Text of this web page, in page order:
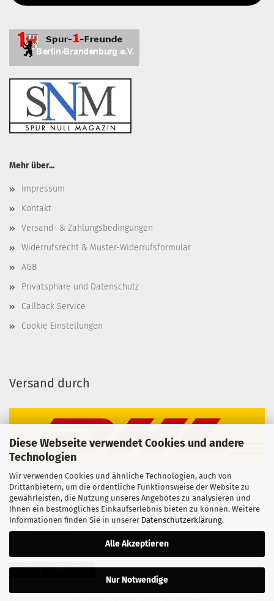
Diese Webseite verwendet Cookies und andere
Technologien
Wir verwenden Cookies und ähnliche Technologien, auch von
Drittanbietern, um die ordentliche Funktionsweise der Website zu
gewährleisten, die Nutzung unseres Angebotes zu analysieren und
Ihnen ein bestmögliches Einkaufserlebnis bieten zu können. Weitere
Informationen finden Sie in unserer Datenschutzerklärung.
Alle Akzeptieren
Nur Notwendige
Mehr über...
Impressum
Kontakt
Versand- & Zahlungsbedingungen
Widerrufsrecht & Muster-Widerrufsformular
AGB
Privatsphäre und Datenschutz
Callback Service
Cookie Einstellungen
Versand durch
Zahlbar via
Vorkasse
Vertrag widerrufen